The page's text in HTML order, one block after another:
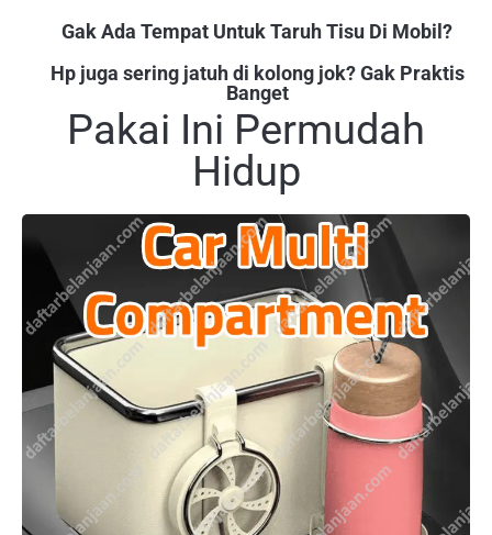
Gak Ada Tempat Untuk Taruh Tisu Di Mobil?
Hp juga sering jatuh di kolong jok? Gak Praktis
Banget
Pakai Ini Permudah
Hidup